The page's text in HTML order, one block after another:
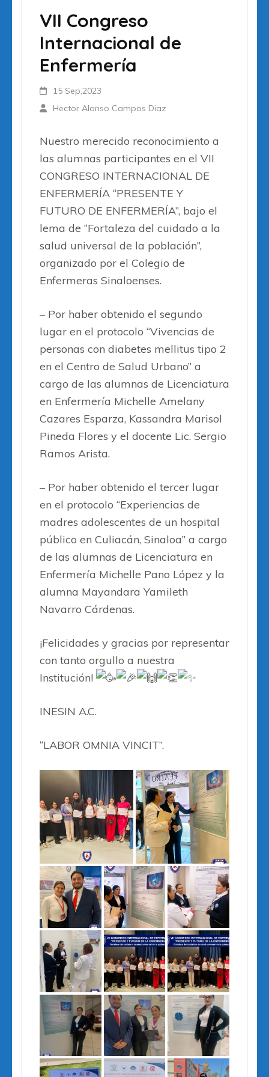
VII Congreso
Internacional de
Enfermería
15 Sep,2023
Hector Alonso Campos Diaz
Nuestro merecido reconocimiento a
las alumnas participantes en el VII
CONGRESO INTERNACIONAL DE
ENFERMERÍA “PRESENTE Y
FUTURO DE ENFERMERÍA”, bajo el
lema de “Fortaleza del cuidado a la
salud universal de la población”,
organizado por el Colegio de
Enfermeras Sinaloenses.
– Por haber obtenido el segundo
lugar en el protocolo “Vivencias de
personas con diabetes mellitus tipo 2
en el Centro de Salud Urbano” a
cargo de las alumnas de Licenciatura
en Enfermería Michelle Amelany
Cazares Esparza, Kassandra Marisol
Pineda Flores y el docente Lic. Sergio
Ramos Arista.
– Por haber obtenido el tercer lugar
en el protocolo “Experiencias de
madres adolescentes de un hospital
público en Culiacán, Sinaloa” a cargo
de las alumnas de Licenciatura en
Enfermería Michelle Pano López y la
alumna Mayandara Yamileth
Navarro Cárdenas.
¡Felicidades y gracias por representar
con tanto orgullo a nuestra
Institución!
INESIN A.C.
“LABOR OMNIA VINCIT”.